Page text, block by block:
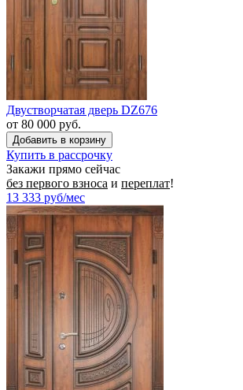
Двустворчатая дверь DZ676
от 80 000 руб.
Купить в рассрочку
Закажи прямо сейчас
без первого взноса и переплат!
13 333 руб/мес